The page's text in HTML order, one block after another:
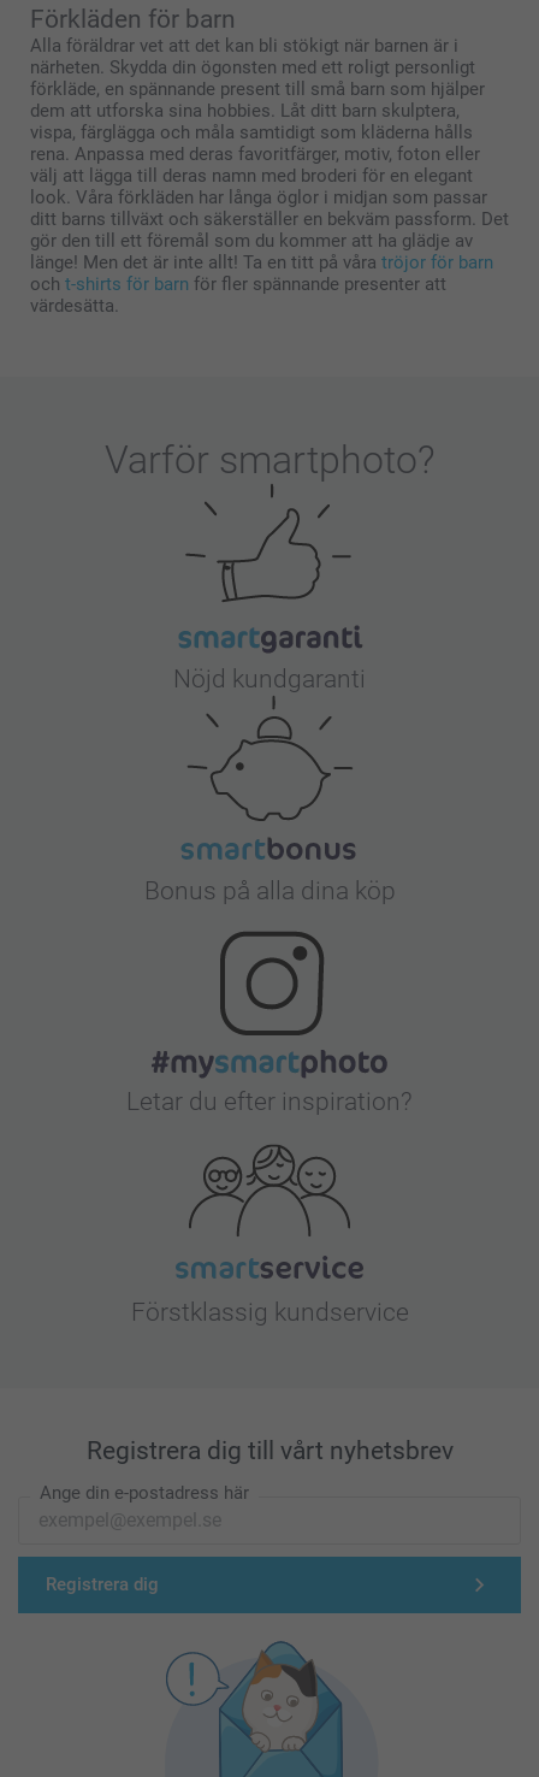
Förkläden för barn
Alla föräldrar vet att det kan bli stökigt när barnen är i
närheten. Skydda din ögonsten med ett roligt personligt
förkläde, en spännande present till små barn som hjälper
dem att utforska sina hobbies. Låt ditt barn skulptera,
vispa, färglägga och måla samtidigt som kläderna hålls
rena. Anpassa med deras favoritfärger, motiv, foton eller
välj att lägga till deras namn med broderi för en elegant
look. Våra förkläden har långa öglor i midjan som passar
ditt barns tillväxt och säkerställer en bekväm passform. Det
gör den till ett föremål som du kommer att ha glädje av
länge! Men det är inte allt! Ta en titt på våra tröjor för barn
och t-shirts för barn för fler spännande presenter att
värdesätta.
Varför smartphoto?
Nöjd kundgaranti
Bonus på alla dina köp
Letar du efter inspiration?
Förstklassig kundservice
Registrera dig till vårt nyhetsbrev
Ange din e-postadress här
Registrera dig